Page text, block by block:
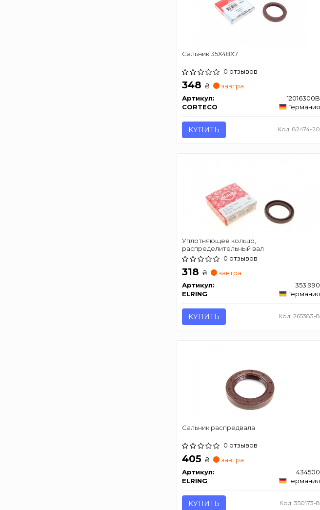
Сальник 35X48X7
0 отзывов
348 ₴
завтра
Артикул:
12016300B
CORTECO
Германия
КУПИТЬ Код: 82474-20
Уплотняющее кольцо,
распределительный вал
0 отзывов
318 ₴
завтра
Артикул:
353.990
ELRING
Германия
КУПИТЬ Код: 265383-8
Сальник распредвала
0 отзывов
405 ₴
завтра
Артикул:
434500
ELRING
Германия
КУПИТЬ Код: 350173-8